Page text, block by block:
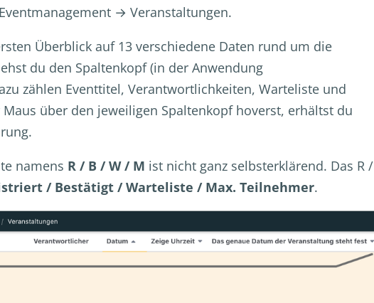
→ Veranstaltungen.
Überblick auf 13 verschiedene Daten rund um die
du den Spaltenkopf (in der Anwendung
zählen Eventtitel, Verantwortlichkeiten, Warteliste und
über den jeweiligen Spaltenkopf hoverst, erhältst du
namens R / B / W / M ist nicht ganz selbsterklärend. Das R /
/ Bestätigt / Warteliste / Max. Teilnehmer.